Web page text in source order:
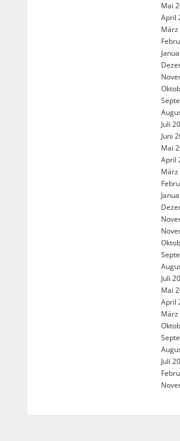
Mai
April
März
Juli
Juni
Mai
April
März
Juli
Mai
April
März
Juli